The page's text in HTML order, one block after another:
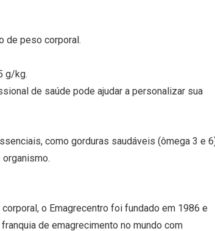
de peso corporal.
g/kg.
de saúde pode ajudar a personalizar sua
como gorduras saudáveis (ômega 3 e
o Emagrecentro foi fundado em 1986 e
de emagrecimento no mundo com